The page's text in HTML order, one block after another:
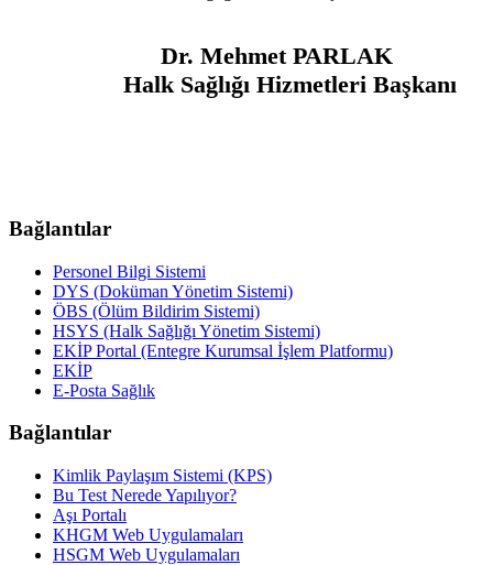
Dr. Mehmet PARLAK
Halk Sağlığı Hizmetleri Başkanı
Bağlantılar
Personel Bilgi Sistemi
DYS (Doküman Yönetim Sistemi)
ÖBS (Ölüm Bildirim Sistemi)
HSYS (Halk Sağlığı Yönetim Sistemi)
EKİP Portal (Entegre Kurumsal İşlem Platformu)
EKİP
E-Posta Sağlık
Bağlantılar
Kimlik Paylaşım Sistemi (KPS)
Bu Test Nerede Yapılıyor?
Aşı Portalı
KHGM Web Uygulamaları
HSGM Web Uygulamaları